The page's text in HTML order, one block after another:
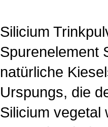
Silicium
Spurenelement
natürliche
Urspungs, die
Silicium vegetal